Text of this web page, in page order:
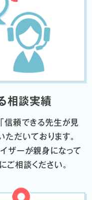
相談実績
信頼できる先生が見
ただいております。
ザーが親身になって
ご相談ください。